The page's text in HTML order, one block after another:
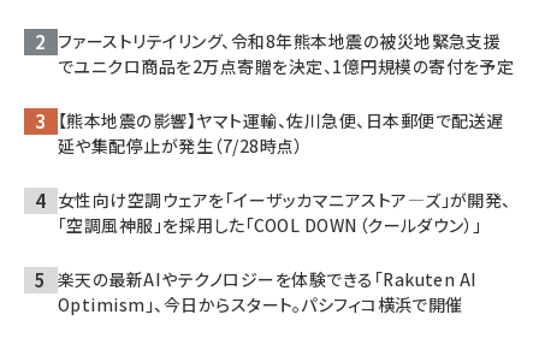
ファーストリテイリング、令和8年熊本地震の被災地緊急支援
でユニクロ商品を2万点寄贈を決定、1億円規模の寄付を予定
【熊本地震の影響】ヤマト運輸、佐川急便、日本郵便で配送遅
延や集配停止が発生（7/28時点）
女性向け空調ウェアを「イーザッカマニアストア―ズ」が開発、
「空調風神服」を採用した「COOL DOWN（クールダウン）」
楽天の最新AIやテクノロジーを体験できる「Rakuten AI
Optimism」、今日からスタート。パシフィコ横浜で開催